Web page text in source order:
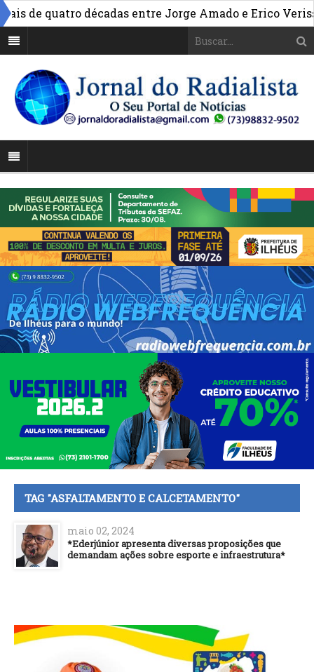
de quatro décadas entre Jorge Amado e Erico
TAG "ASFALTAMENTO E CALCETAMENTO"
maio 02, 2024
*Ederjúnior apresenta diversas proposições que
demandam ações sobre esporte e infraestrutura*